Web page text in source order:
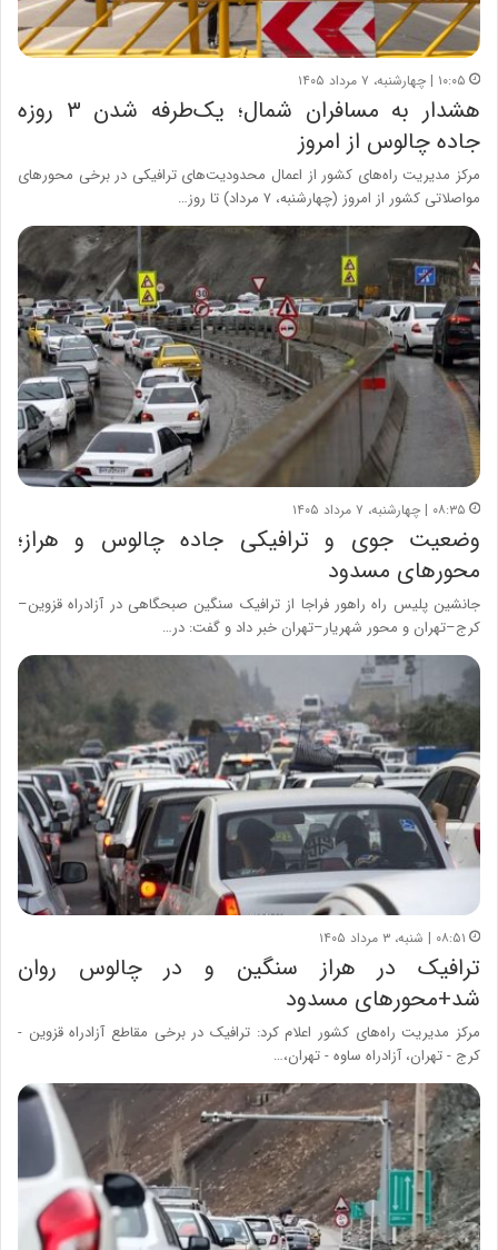
۱۰:۰۵ | چهارشنبه، ۷ مرداد ۱۴۰۵
هشدار به مسافران شمال؛ یک‌طرفه شدن ۳ روزه
جاده چالوس از امروز
مرکز مدیریت راه‌های کشور از اعمال محدودیت‌های ترافیکی در برخی محورهای
مواصلاتی کشور از امروز (چهارشنبه، ۷ مرداد) تا روز…
۰۸:۳۵ | چهارشنبه، ۷ مرداد ۱۴۰۵
وضعیت جوی و ترافیکی جاده چالوس و هراز؛
محورهای مسدود
جانشین پلیس راه راهور فراجا از ترافیک سنگین صبحگاهی در آزادراه قزوین–
کرج–تهران و محور شهریار–تهران خبر داد و گفت: در…
۰۸:۵۱ | شنبه، ۳ مرداد ۱۴۰۵
ترافیک در هراز سنگین و در چالوس روان
شد+محورهای مسدود
مرکز مدیریت راه‌های کشور اعلام کرد: ترافیک در برخی مقاطع آزادراه قزوین -
کرج - تهران، آزادراه ساوه - تهران،…